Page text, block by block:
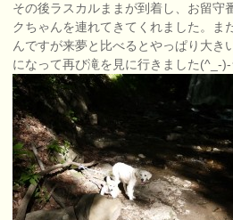
その後ラスカルままが到着し、お留守
クちゃんを連れてきてくれました。ま
んですが来夢と比べるとやっぱり大き
になって再び滝を見に行きました(^_-